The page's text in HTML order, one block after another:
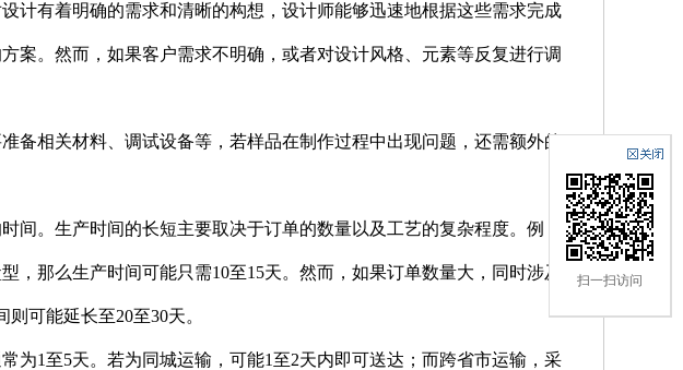
计有着明确的需求和清晰的构想，设计师能够迅速地根据这些需求完成
案。然而，如果客户需求不明确，或者对设计风格、元素等反复进行调
备相关材料、调试设备等，若样品在制作过程中出现问题，还需额外的
间。生产时间的长短主要取决于订单的数量以及工艺的复杂程度。例
，那么生产时间可能只需10至15天。然而，如果订单数量大，同时涉及
可能延长至20至30天。
为1至5天。若为同城运输，可能1至2天内即可送达；而跨省市运输，采
扫一扫访问